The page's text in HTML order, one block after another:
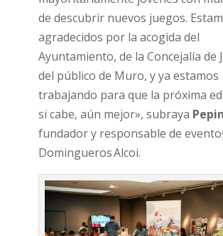
de descubrir nuevos juegos.
agradecidos por la acogida del
Ayuntamiento, de la Concejalía de
del público de Muro, y ya estamos
trabajando para que la próxima
si cabe, aún mejor», subraya
fundador y responsable de
Domingueros Alcoi.